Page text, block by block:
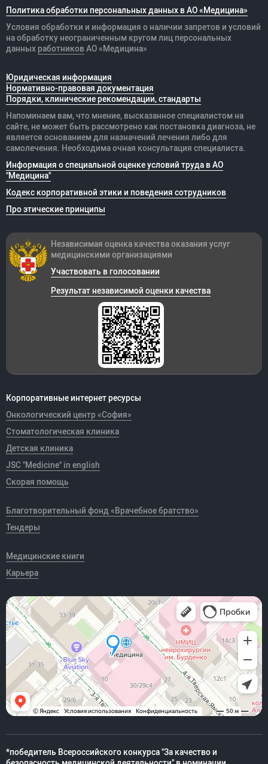
Политика обработки персональных данных в АО «Медицина»
Условия обработки и информация о наличии запретов и условий
на обработку неограниченным кругом лиц персональных
данных работников АО «Медицина»
Юридическая информация
Нормативно-правовая документация
Порядки, клинические рекомендации, стандарты
Напоминаем вам, что мнение, высказанное специалистом на
сайте, не может быть рассмотрено как постановка диагноза, не
является основанием для назначений лечения либо для
самолечения. Необходима очная консультация специалиста.
Информация о специальной оценке условий труда в АО
"Медицина"
Кодекс корпоративной этики и поведения сотрудников
Про этические принципы
Корпоративные интернет ресурсы
Онкологический центр «София»
Стоматологическая клиника
Детская клиника
JSC "Medicine" in english
Скорая помощь
Благотворительный фонд «Врачебное братство»
Тендеры
Медицинские книги
Карьера
Независимая оценка качества оказания услуг
медицинскими организациями
Участвовать в голосовании
Результат независимой оценки качества
*победитель Всероссийского конкурса "За качество и